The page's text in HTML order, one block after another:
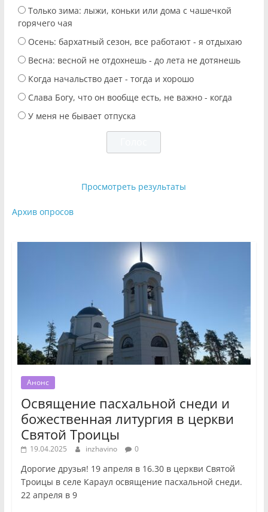
Только зима: лыжи, коньки или дома с чашечкой
горячего чая
Осень: бархатный сезон, все работают - я отдыхаю
Весна: весной не отдохнешь - до лета не дотянешь
Когда начальство дает - тогда и хорошо
Слава Богу, что он вообще есть, не важно - когда
У меня не бывает отпуска
Просмотреть результаты
Архив опросов
Анонс
Освящение пасхальной снеди и
божественная литургия в церкви
Святой Троицы
19.04.2025 inzhavino 0
Дорогие друзья! 19 апреля в 16.30 в церкви Святой
Троицы в селе Караул освящение пасхальной снеди.
22 апреля в 9